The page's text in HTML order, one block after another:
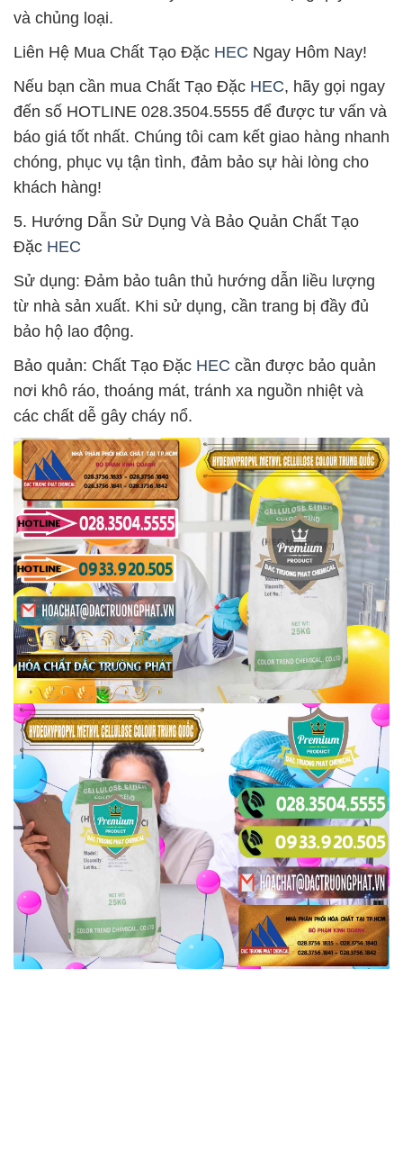
và chủng loại.
Liên Hệ Mua Chất Tạo Đặc HEC Ngay Hôm Nay!
Nếu bạn cần mua Chất Tạo Đặc HEC, hãy gọi ngay
đến số HOTLINE 028.3504.5555 để được tư vấn và
báo giá tốt nhất. Chúng tôi cam kết giao hàng nhanh
chóng, phục vụ tận tình, đảm bảo sự hài lòng cho
khách hàng!
5. Hướng Dẫn Sử Dụng Và Bảo Quản Chất Tạo
Đặc HEC
Sử dụng: Đảm bảo tuân thủ hướng dẫn liều lượng
từ nhà sản xuất. Khi sử dụng, cần trang bị đầy đủ
bảo hộ lao động.
Bảo quản: Chất Tạo Đặc HEC cần được bảo quản
nơi khô ráo, thoáng mát, tránh xa nguồn nhiệt và
các chất dễ gây cháy nổ.